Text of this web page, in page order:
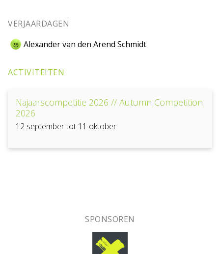
VERJAARDAGEN
Alexander van den Arend Schmidt
ACTIVITEITEN
Najaarscompetitie 2026 // Autumn Competition
2026
12 september tot 11 oktober
SPONSOREN